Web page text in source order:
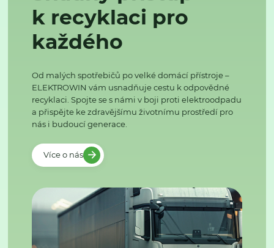
k recyklaci pro
každého
Od malých spotřebičů po velké domácí přístroje –
ELEKTROWIN vám usnadňuje cestu k odpovědné
recyklaci. Spojte se s námi v boji proti elektroodpadu
a přispějte ke zdravějšímu životnímu prostředí pro
nás i budoucí generace.
Více o nás